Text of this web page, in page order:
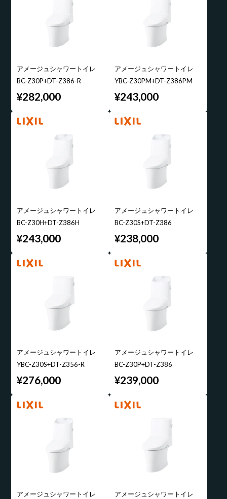
アメージュシャワートイレ
BC-Z30P+DT-Z386-R
¥282,000
アメージュシャワートイレ
YBC-Z30PM+DT-Z386PM
¥243,000
アメージュシャワートイレ
BC-Z30H+DT-Z386H
¥243,000
アメージュシャワートイレ
BC-Z30S+DT-Z386
¥238,000
アメージュシャワートイレ
YBC-Z30S+DT-Z356-R
¥276,000
アメージュシャワートイレ
BC-Z30P+DT-Z386
¥239,000
アメージュシャワートイレ
アメージュシャワートイレ